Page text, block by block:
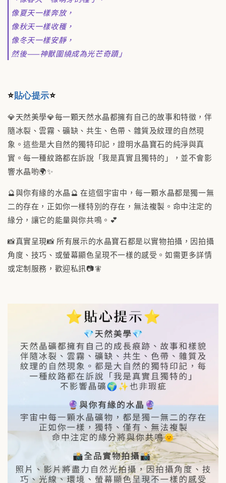
像夏天一樣奔放，
像秋天一樣收穫，
像冬天一樣安靜，
然後——神獸圍繞成為光芒奇蹟」
⭐貼心提示⭐
💎天然美學💎每一顆天然水晶都擁有自己的故事和特徵，伴
隨冰裂、雲霧、礦缺、共生、色帶、雜質及紋理的自然現
象。這些是大自然的獨特印記，證明水晶寶石的純淨與真
實。每一種紋路都在訴說「我是真實且獨特的」，並不會影
響水晶喲🌍✨
🔮與你有緣的水晶🔮 在這個宇宙中，每一顆水晶都是獨一無
二的存在，正如你一樣特別的存在，無法複製。命中注定的
緣分，讓它的能量與你共鳴。💕
📸真實呈現📸 所有展示的水晶寶石都是以實物拍攝，因拍攝
角度、技巧、或螢幕顯色呈現不一樣的感受。如需更多詳情
或定制服務，歡迎私訊📷🧚